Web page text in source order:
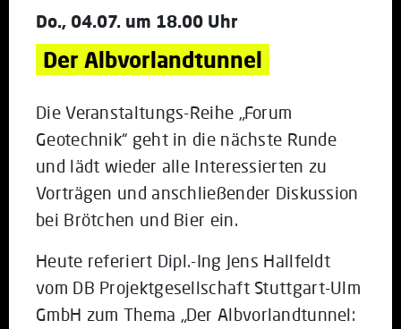
Do., 04.07. um 18.00 Uhr
Der Albvorlandtunnel
Die Veranstaltungs-Reihe „Forum
Geotechnik“ geht in die nächste Runde
und lädt wieder alle Interessierten zu
Vorträgen und anschließender Diskussion
bei Brötchen und Bier ein.
Heute referiert Dipl.-Ing Jens Hallfeldt
vom DB Projektgesellschaft Stuttgart-Ulm
GmbH zum Thema „Der Albvorlandtunnel: